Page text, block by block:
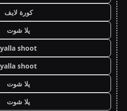
كورة لايف
يلا شوت
yalla shoot
yalla shoot
يلا شوت
يلا شوت